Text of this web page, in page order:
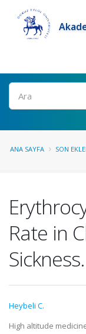
Ara
ANA SAYFA SON
Rate in
Sickness.
Heybeli C.
High altitude